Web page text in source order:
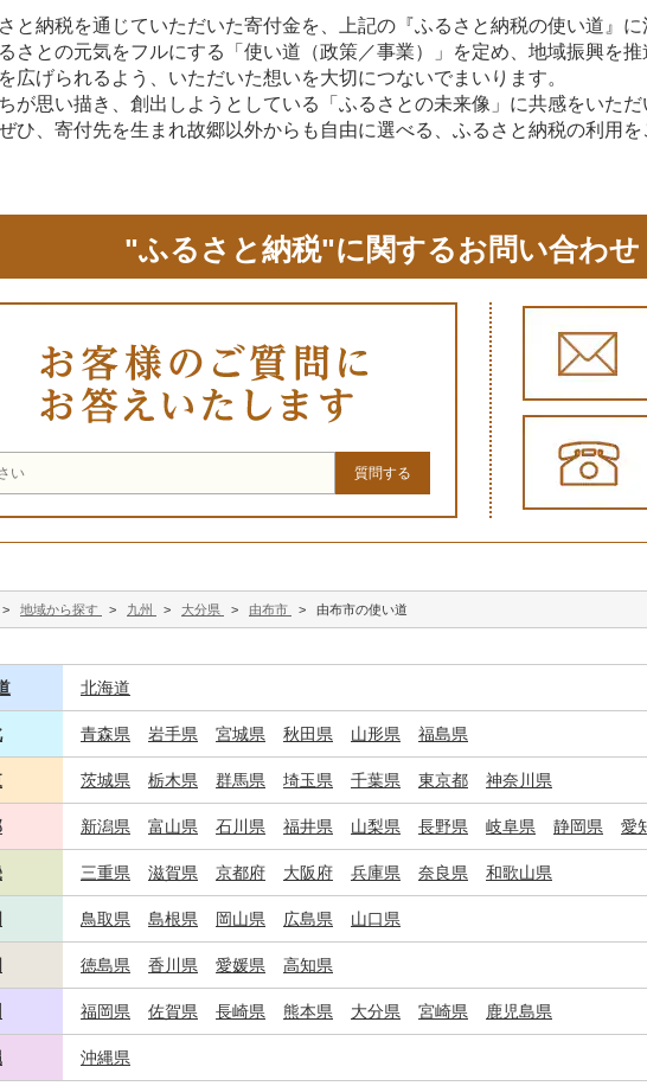
と納税を通じていただいた寄付金を、上記の『ふるさと納税の使い道』
さとの元気をフルにする「使い道（政策／事業）」を定め、地域振興を
広げられるよう、いただいた想いを大切につないでまいります。
が思い描き、創出しようとしている「ふるさとの未来像」に共感をいた
ひ、寄付先を生まれ故郷以外からも自由に選べる、ふるさと納税の利用
"ふるさと納税"に関するお問い合わせ
> 地域から探す > 九州 > 大分県 > 由布市 > 由布市の使い道
北海道
青森県 岩手県 宮城県 秋田県 山形県 福島県
茨城県 栃木県 群馬県 埼玉県 千葉県 東京都 神奈川県
新潟県 富山県 石川県 福井県 山梨県 長野県 岐阜県 静岡県 愛
三重県 滋賀県 京都府 大阪府 兵庫県 奈良県 和歌山県
鳥取県 島根県 岡山県 広島県 山口県
徳島県 香川県 愛媛県 高知県
福岡県 佐賀県 長崎県 熊本県 大分県 宮崎県 鹿児島県
沖縄県